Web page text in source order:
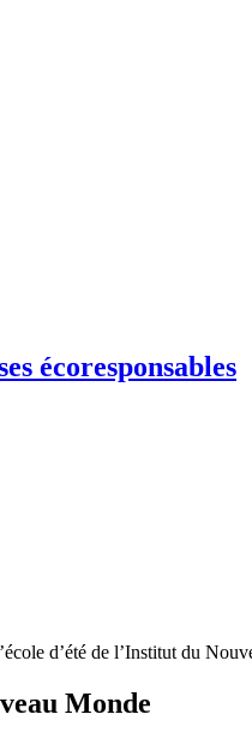
écoresponsables
d’été de l’Institut du
Monde